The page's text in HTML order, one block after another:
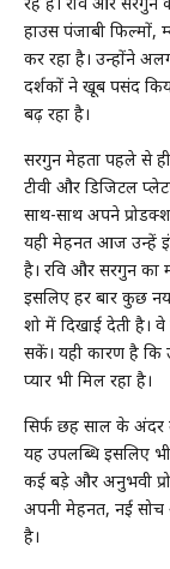
हाउस पंजाबी फिल्मों,
कर रहा है। उन्होंने
दर्शकों ने खूब पसंद
बढ़ रहा है।
सरगुन मेहता पहले से ही
टीवी और डिजिटल
साथ-साथ अपने
यही मेहनत आज उन्हें
है। रवि और सरगुन का
इसलिए हर बार कुछ
शो में दिखाई देती है।
सकें। यही कारण है कि
प्यार भी मिल रहा है।
सिर्फ छह साल के अंदर
यह उपलब्धि इसलिए
कई बड़े और अनुभवी
अपनी मेहनत, नई
है।